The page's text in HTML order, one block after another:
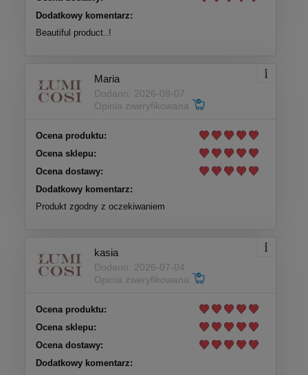
Dodatkowy komentarz:
Beautiful product..!
Maria
Dodano: 2026-08-07
Opinia zweryfikowana
Ocena produktu:
Ocena sklepu:
Ocena dostawy:
Dodatkowy komentarz:
Produkt zgodny z oczekiwaniem
kasia
Dodano: 2026-07-04
Opinia zweryfikowana
Ocena produktu:
Ocena sklepu:
Ocena dostawy:
Dodatkowy komentarz: